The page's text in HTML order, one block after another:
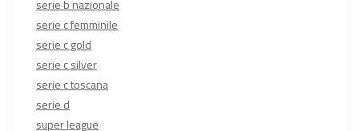
serie b nazionale
serie c femminile
serie c gold
serie c silver
serie c toscana
serie d
super league